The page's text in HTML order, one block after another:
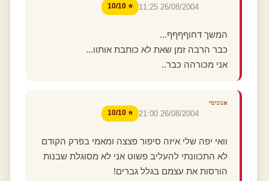
26/08/2004 11:25
⭐ 10/10
המשך דחוףףףף...
כבר הרבה זמן שאת לא כותבת אותוו...
אני מכורהה כבר..
אנונימי
26/08/2004 21:00
⭐ 10/10
וואי יפה שלי איזה סיפור פצצה ומאמי בפרק הקודם
לא התכוונתי להעליב פשוט אני לא מסוגלת שבנות
הורסות את עצמם בגלל גברים!